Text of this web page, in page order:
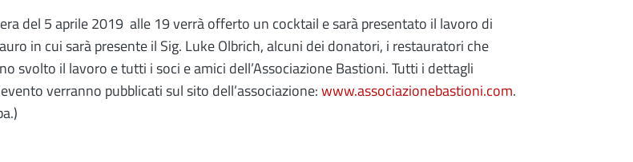
del 5 aprile 2019 alle 19 verrà offerto un cocktail e sarà presentato il lavoro di
in cui sarà presente il Sig. Luke Olbrich, alcuni dei donatori, i restauratori che
svolto il lavoro e tutti i soci e amici dell’Associazione Bastioni. Tutti i dettagli
verranno pubblicati sul sito dell’associazione:www.associazionebastioni.com.